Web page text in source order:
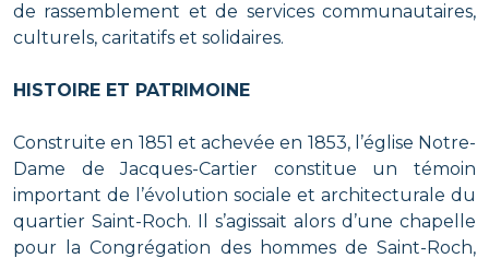
de rassemblement et de services communautaires,
culturels, caritatifs et solidaires.
HISTOIRE ET PATRIMOINE
Construite en 1851 et achevée en 1853, l’église Notre-
Dame de Jacques-Cartier constitue un témoin
important de l’évolution sociale et architecturale du
quartier Saint-Roch. Il s’agissait alors d’une chapelle
pour la Congrégation des hommes de Saint-Roch,